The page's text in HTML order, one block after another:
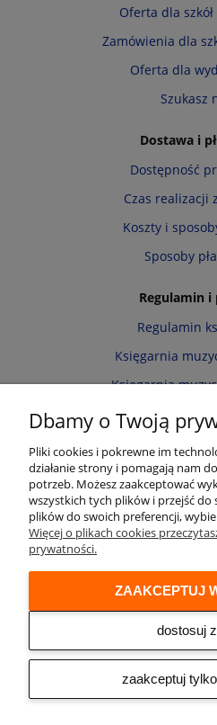
Oferta dla
Zamówienia dla
Oferta dla
Szukasz
Dostawa i
Dostępność
Czas realizacji
Koszty i
Sposoby
Regulamin i
Regulamin
Księgarnia
Księgarnia
Informacja o
Zwroty i
Moje
Twoje
Audio
© 2026 Księgarnia
prowadzona przez firmę Arwena S.C.
Dbamy o Twoją
Pliki cookies i pokrewne im
działanie strony i pomagają nam
potrzeb. Możesz zaakceptować
wszystkich tych plików i przejść
plików do swoich preferencji,
Więcej o plikach cookies
prywatności.
zaakceptuj
dostosuj
ZAAKCEPTUJ